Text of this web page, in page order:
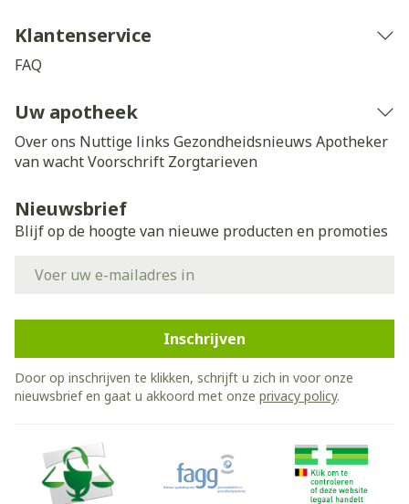
Klantenservice
FAQ
Uw apotheek
Over ons Nuttige links Gezondheidsnieuws Apotheker
van wachtVoorschrift Zorgtarieven
Nieuwsbrief
Blijf op de hoogte van nieuwe producten en promoties
Inschrijven
Door op inschrijven te klikken, schrijft u zich in voor onze
nieuwsbrief en gaat u akkoord met onze privacy policy.